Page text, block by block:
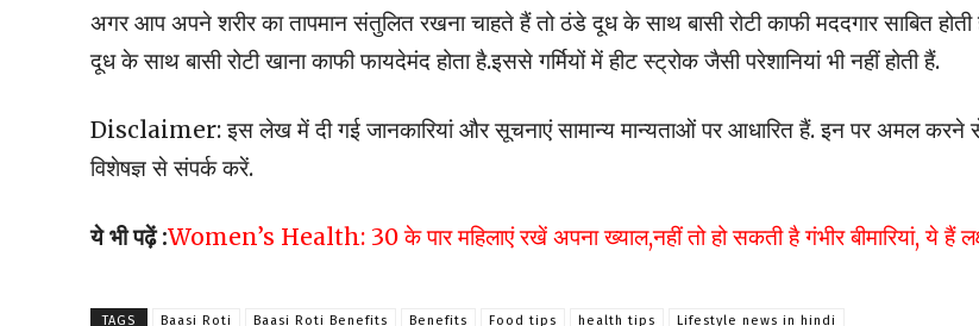
अगर आप अपने शरीर का तापमान संतुलित रखना चाहते हैं तो ठंडे दूध के साथ बासी रोटी काफी मददगार साबित
दूध के साथ बासी रोटी खाना काफी फायदेमंद होता है.इससे गर्मियों में हीट स्ट्रोक जैसी परेशानियां भी नहीं होती हैं.
Disclaimer: इस लेख में दी गई जानकारियां और सूचनाएं सामान्य मान्यताओं पर आधारित हैं. इन पर अमल करने
विशेषज्ञ से संपर्क करें.
ये भी पढ़ें :Women’s Health: 30 के पार महिलाएं रखें अपना ख्याल,नहीं तो हो सकती है गंभीर बीमारियां, ये हैं
TAGS Baasi Roti Baasi Roti Benefits Benefits Food tips health tips Lifestyle news in hindi